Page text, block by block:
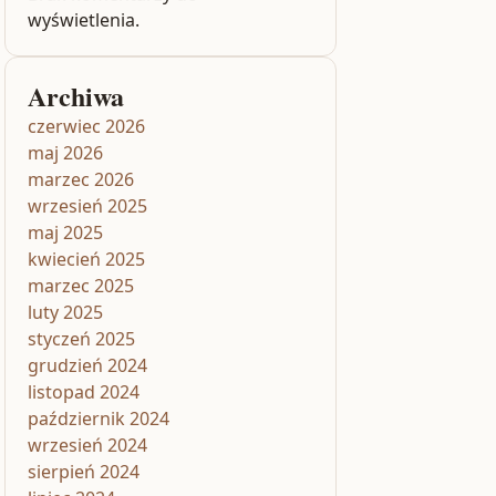
wyświetlenia.
Archiwa
czerwiec 2026
maj 2026
marzec 2026
wrzesień 2025
maj 2025
kwiecień 2025
marzec 2025
luty 2025
styczeń 2025
grudzień 2024
listopad 2024
październik 2024
wrzesień 2024
sierpień 2024